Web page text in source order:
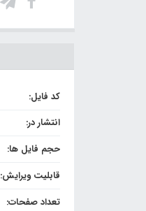
کد فایل:
انتشار در:
حجم فایل ها:
قابلیت ویرایش:
تعداد صفحات: